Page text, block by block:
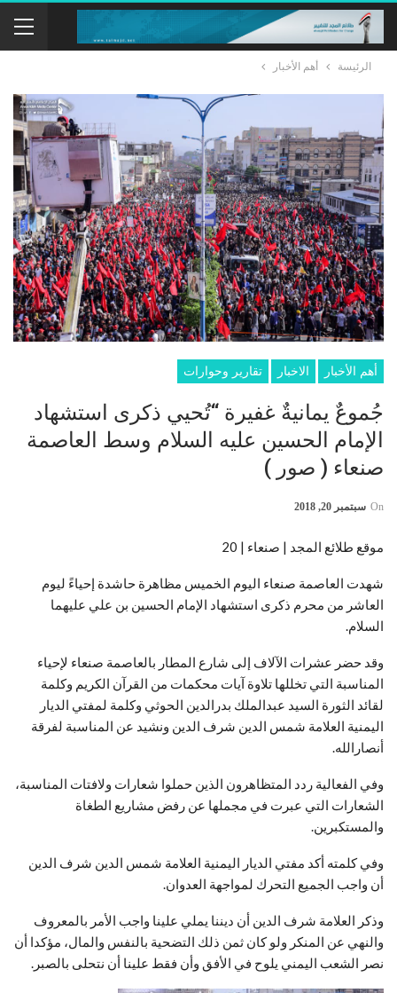
الرئيسة أهم الأخبار
أهم الأخبار الاخبار تقارير وحوارات
جُموعٌ يمانيةٌ غفيرة “تُحيي ذكرى استشهاد
الإمام الحسين عليه السلام وسط العاصمة
صنعاء ( صور )
On سبتمبر 20, 2018
موقع طلائع المجد | صنعاء | 20
شهدت العاصمة صنعاء اليوم الخميس مظاهرة حاشدة إحياءً ليوم
العاشر من محرم ذكرى استشهاد الإمام الحسين بن علي عليهما
السلام.
وقد حضر عشرات الآلاف إلى شارع المطار بالعاصمة صنعاء لإحياء
المناسبة التي تخللها تلاوة آيات محكمات من القرآن الكريم وكلمة
لقائد الثورة السيد عبدالملك بدرالدين الحوثي وكلمة لمفتي الديار
اليمنية العلامة شمس الدين شرف الدين ونشيد عن المناسبة لفرقة
أنصارالله.
وفي الفعالية ردد المتظاهرون الذين حملوا شعارات ولافتات المناسبة،
الشعارات التي عبرت في مجملها عن رفض مشاريع الطغاة
والمستكبرين.
وفي كلمته أكد مفتي الديار اليمنية العلامة شمس الدين شرف الدين
أن واجب الجميع التحرك لمواجهة العدوان.
وذكر العلامة شرف الدين أن ديننا يملي علينا واجب الأمر بالمعروف
والنهي عن المنكر ولو كان ثمن ذلك التضحية بالنفس والمال، مؤكدا أن
نصر الشعب اليمني يلوح في الأفق وأن فقط علينا أن نتحلى بالصبر.